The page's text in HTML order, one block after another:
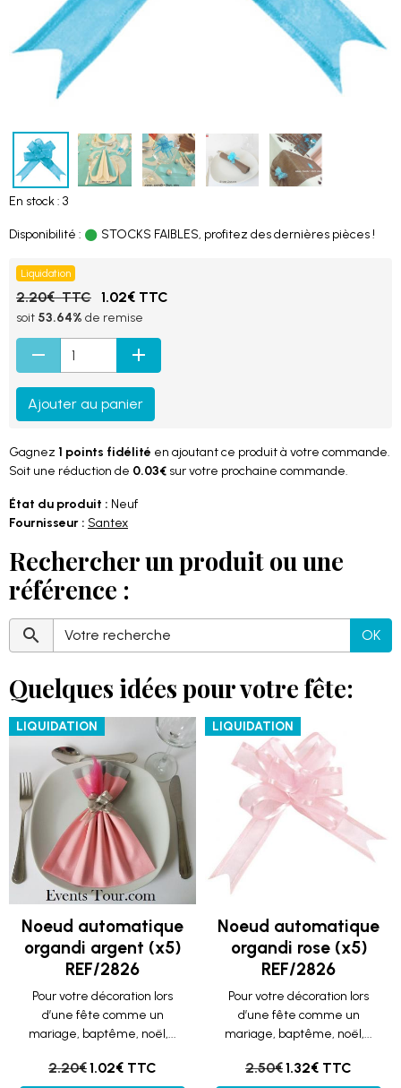
En stock : 3
Disponibilité : STOCKS FAIBLES, profitez des dernières pièces !
Liquidation
2.20€ TTC 1.02€ TTC
soit 53.64% de remise
Ajouter au panier
Gagnez 1 points fidélité en ajoutant ce produit à votre commande.
Soit une réduction de 0.03€ sur votre prochaine commande.
État du produit : Neuf
Fournisseur : Santex
Rechercher un produit ou une
référence :
OK
Quelques idées pour votre fête:
LIQUIDATION
Noeud automatique
organdi argent (x5)
REF/2826
Pour votre décoration lors
d’une fête comme un
mariage, baptême, noël,...
2.20€1.02€ TTC
LIQUIDATION
Noeud automatique
organdi rose (x5)
REF/2826
Pour votre décoration lors
d’une fête comme un
mariage, baptême, noël,...
2.50€1.32€ TTC